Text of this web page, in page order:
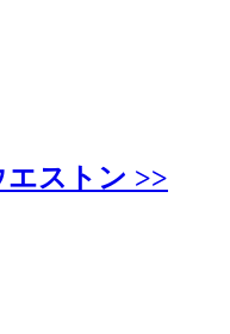
エストン >>